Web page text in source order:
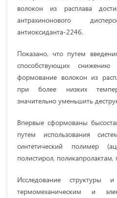
волокон из расплава
антрахинонового
антиоксиданта-2246.
Показано, что путем
способствующих снижению
формование волокон из
при более низких
значительно уменьшить
Впервые сформованы
путем использования
синтетический полимер
полистирол, поликапролактам,
Исследование структуры
термомеханическим и